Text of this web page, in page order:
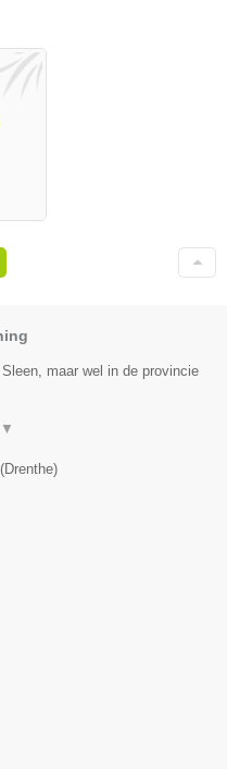
maar wel in de provincie
▼
(Drenthe)